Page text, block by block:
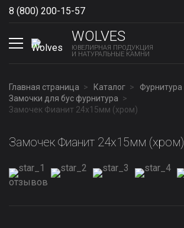
8 (800) 200-15-57
WOLVES
ЮВЕЛИРНАЯ ПРОДУКЦИЯ
И НАТУРАЛЬНЫЕ КАМНИ
Главная страница Каталог
Фурнитура
Замочки для бус фурнитура
Замочек Фианит 24х15мм (хром)
Замочек Фианит 24х15мм (хром)
отзывов